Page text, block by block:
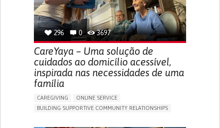
296 0 3697
CareYaya – Uma solução de
cuidados ao domicílio acessível,
inspirada nas necessidades de uma
família
CAREGIVING
ONLINE SERVICE
BUILDING SUPPORTIVE COMMUNITY RELATIONSHIPS